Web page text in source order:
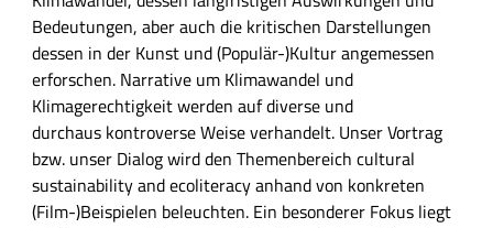
r
l
i
c
h
e
B
e
Bedeutungen, aber auch die kritischen Darstellungen
dessen in der Kunst und (Populär-)Kultur angemessen
erforschen. Narrative um Klimawandel und
Klimagerechtigkeit werden auf diverse und
durchaus kontroverse Weise verhandelt. Unser Vortrag
bzw. unser Dialog wird den Themenbereich cultural
sustainability and ecoliteracy anhand von konkreten
(Film-)Beispielen beleuchten. Ein besonderer Fokus liegt